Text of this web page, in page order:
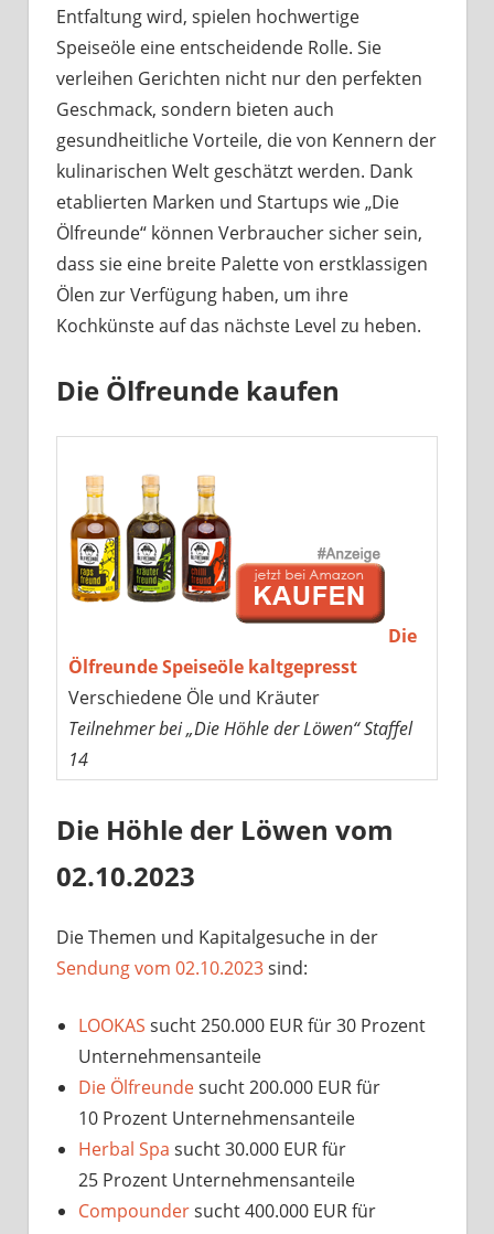
Entfaltung wird, spielen hochwertige
Speiseöle eine entscheidende Rolle. Sie
verleihen Gerichten nicht nur den perfekten
Geschmack, sondern bieten auch
gesundheitliche Vorteile, die von Kennern der
kulinarischen Welt geschätzt werden. Dank
etablierten Marken und Startups wie „Die
Ölfreunde“ können Verbraucher sicher sein,
dass sie eine breite Palette von erstklassigen
Ölen zur Verfügung haben, um ihre
Kochkünste auf das nächste Level zu heben.
Die Ölfreunde kaufen
Die
Ölfreunde Speiseöle kaltgepresst
Verschiedene Öle und Kräuter
Teilnehmer bei „Die Höhle der Löwen“ Staffel
14
Die Höhle der Löwen vom
02.10.2023
Die Themen und Kapitalgesuche in der
Sendung vom 02.10.2023sind:
LOOKAS sucht 250.000 EUR für 30 Prozent
Unternehmensanteile
Die Ölfreundesucht 200.000 EUR für
10 Prozent Unternehmensanteile
Herbal Spa sucht 30.000 EUR für
25 Prozent Unternehmensanteile
Compoundersucht 400.000 EUR für